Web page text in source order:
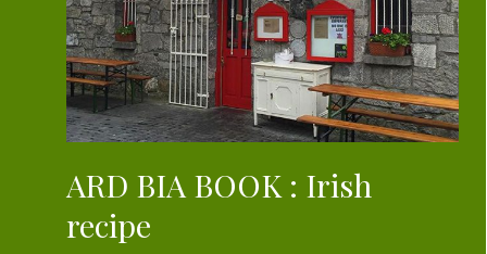
ARD BIA BOOK : Irish
recipe